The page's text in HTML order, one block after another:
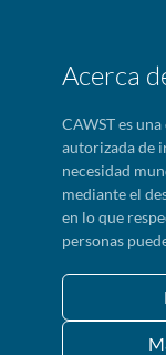
Acerca
CAWST es
autorizada de
necesidad
mediante el
en lo que
personas